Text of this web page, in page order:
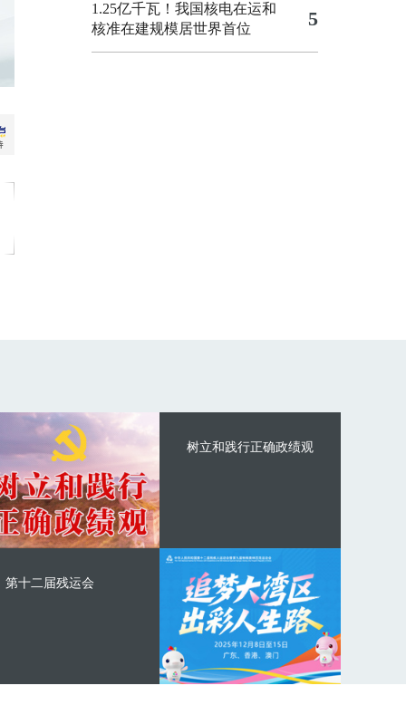
1.25亿千瓦！我国核电在运和
核准在建规模居世界首位
5
树立和践行正确政绩观
第十二届残运会